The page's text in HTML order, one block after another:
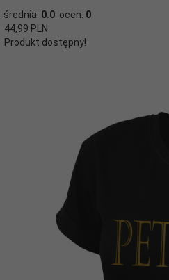
średnia: 0.0 ocen: 0
44,99 PLN
Produkt dostępny!